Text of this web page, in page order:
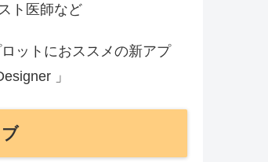
ト医師など
ットにおススメの新アプ
」